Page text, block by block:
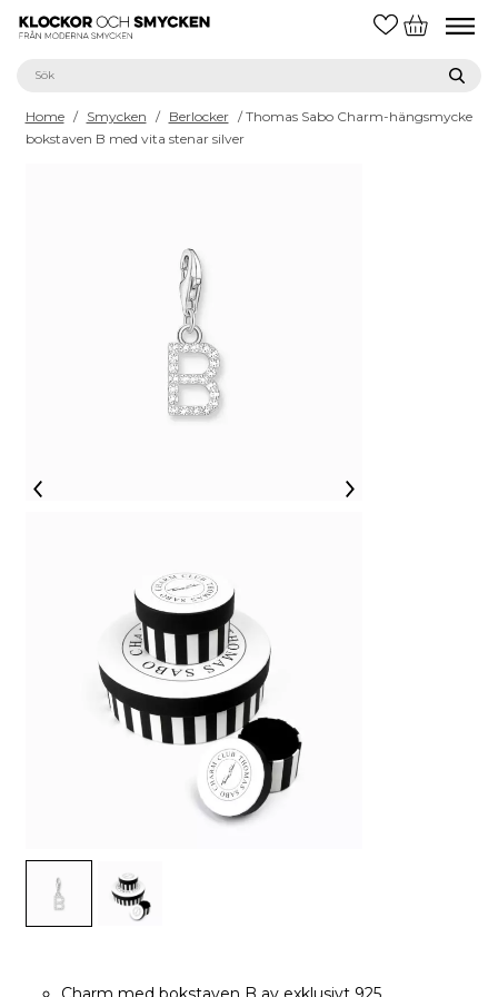
Home / Smycken / Berlocker / Thomas Sabo Charm-hängsmycke
bokstaven B med vita stenar silver